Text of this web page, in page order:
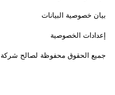
بيان خصوصية البيانات
إعدادات الخصوصية
جميع الحقوق محفوظة لصالح شركة 2026 ‎© Robert Bosch GmbH